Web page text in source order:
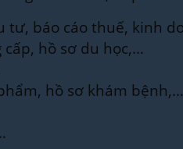
tư, báo cáo thuế, kinh
cấp, hồ sơ du học,…
hồ sơ khám bệnh,…